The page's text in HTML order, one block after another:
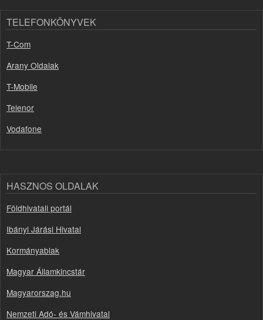
TELEFONKÖNYVEK
T-Com
Arany Oldalak
T-Mobile
Telenor
Vodafone
HASZNOS OLDALAK
Földhivatali portál
Ibányi Járási Hivatal
Kormányablak
Magyar Államkincstár
Magyarorszag.hu
Nemzeti Adó- és Vámhivatal